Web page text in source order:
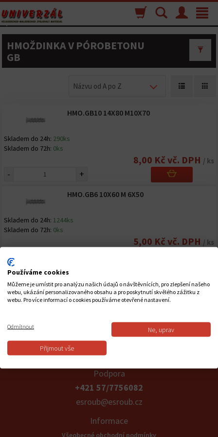
Toggle
Menu
Vyhľadávanie
Nákupný
košík
HMOŽDINKA V PÓROBETONU
GB
Názvu od A po Z
HMO.GB10 14X80 M10X70
Skladem do 24h: 290ks
Skladem do 72h: 0ks
8,00 Kč vč. DPH / ks
- +
HMO.GB6 10X60 M 6X50
Skladem do 24h: 1244ks
Skladem do 72h: 0ks
5,00 Kč vč. DPH / ks
-
HMO.GB8 12X70 M 8X60
Skladem do 24h:358ks
6,00 Kč vč. DPH/ ks
Podpora
+421 57/7756082
esroub@esroub.cz
Informace
Všeobecné obchodní podmínky
Používáme cookies
Můžeme je umístit pro analýzu našich údajů o návštěvnících, pro zlepšení našeho
webu, ukázání personalizovaného obsahu a pro poskytnutí skvělého zážitku z
webu. Pro více informací o cookies používáme otevřené nastavení.
Odmítnout Ne, uprav
Přijmout vše